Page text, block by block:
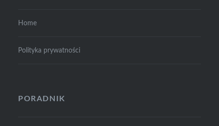
Home
Polityka prywatności
PORADNIK